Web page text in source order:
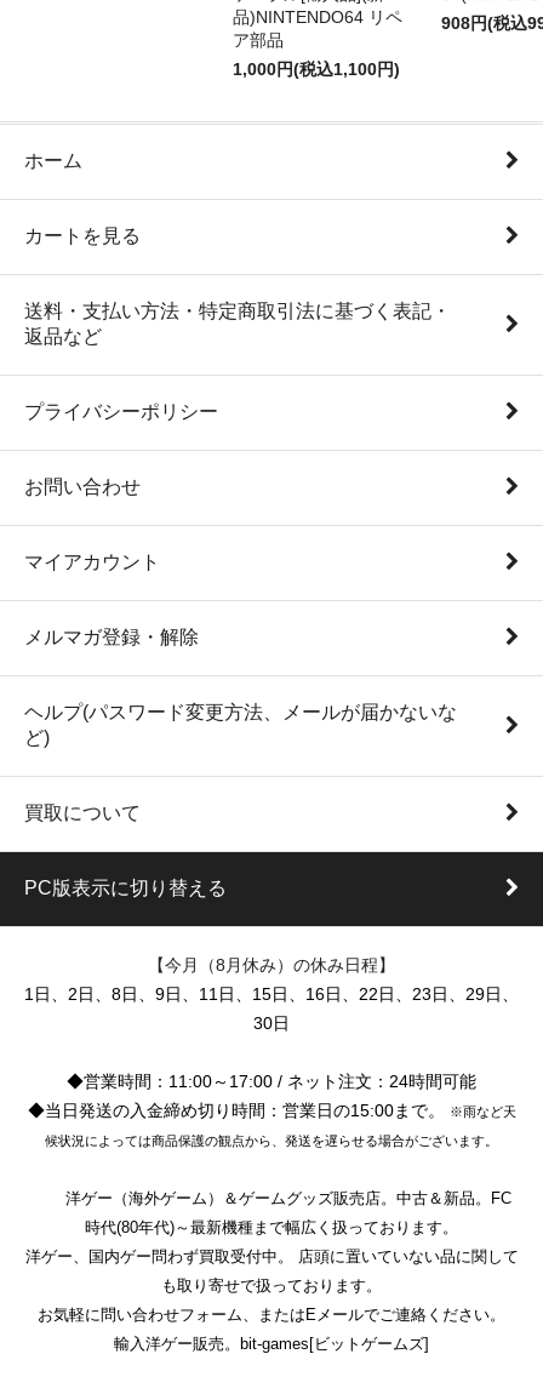
品)NINTENDO64 リペ
ア部品
1,000円(税込1,100円)
908円(税込
ホーム
カートを見る
送料・支払い方法・特定商取引法に基づく表記・
返品など
プライバシーポリシー
お問い合わせ
マイアカウント
メルマガ登録・解除
ヘルプ(パスワード変更方法、メールが届かないな
ど)
買取について
PC版表示に切り替える
【今月（8月休み）の休み日程】
1日、2日、8日、9日、11日、15日、16日、22日、23日、29日、
30日
◆営業時間：11:00～17:00 / ネット注文：24時間可能
◆当日発送の入金締め切り時間：営業日の15:00まで。
※雨など天
候状況によっては商品保護の観点から、発送を遅らせる場合がございます。
洋ゲー（海外ゲーム）＆ゲームグッズ販売店。中古＆新品。FC
時代(80年代)～最新機種まで幅広く扱っております。
洋ゲー、国内ゲー問わず買取受付中。 店頭に置いていない品に関して
も取り寄せで扱っております。
お気軽に問い合わせフォーム、またはEメールでご連絡ください。
輸入洋ゲー販売。bit-games[ビットゲームズ]